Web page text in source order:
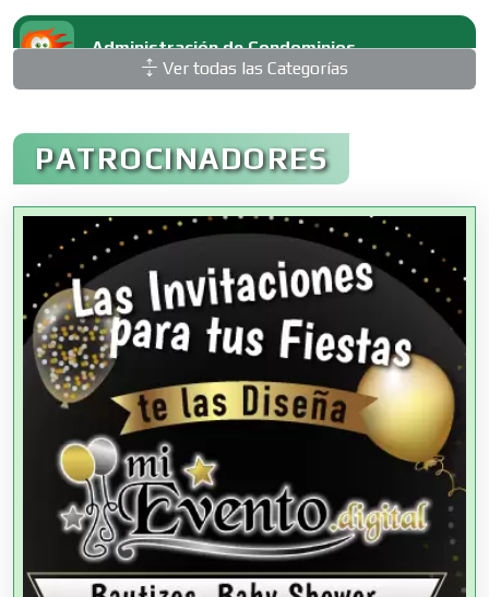
Administración de Condominios
Administración de Empresas
Agencias Aduanales
Agencias de Autos
Agencias de Cobranza
Agencias de Colocación
Agencias de Modelos
Ver todas las Categorías
PATROCINADORES